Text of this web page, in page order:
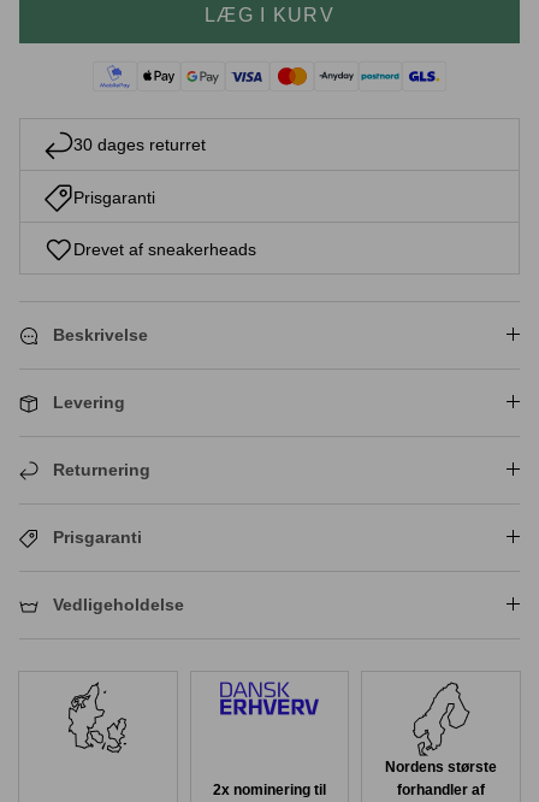
Sneaker rengøring
LÆG I KURV
30 dages returret
Prisgaranti
Drevet af sneakerheads
Beskrivelse
Levering
Returnering
Prisgaranti
Vedligeholdelse
2x nominering til
Nordens største
forhandler af